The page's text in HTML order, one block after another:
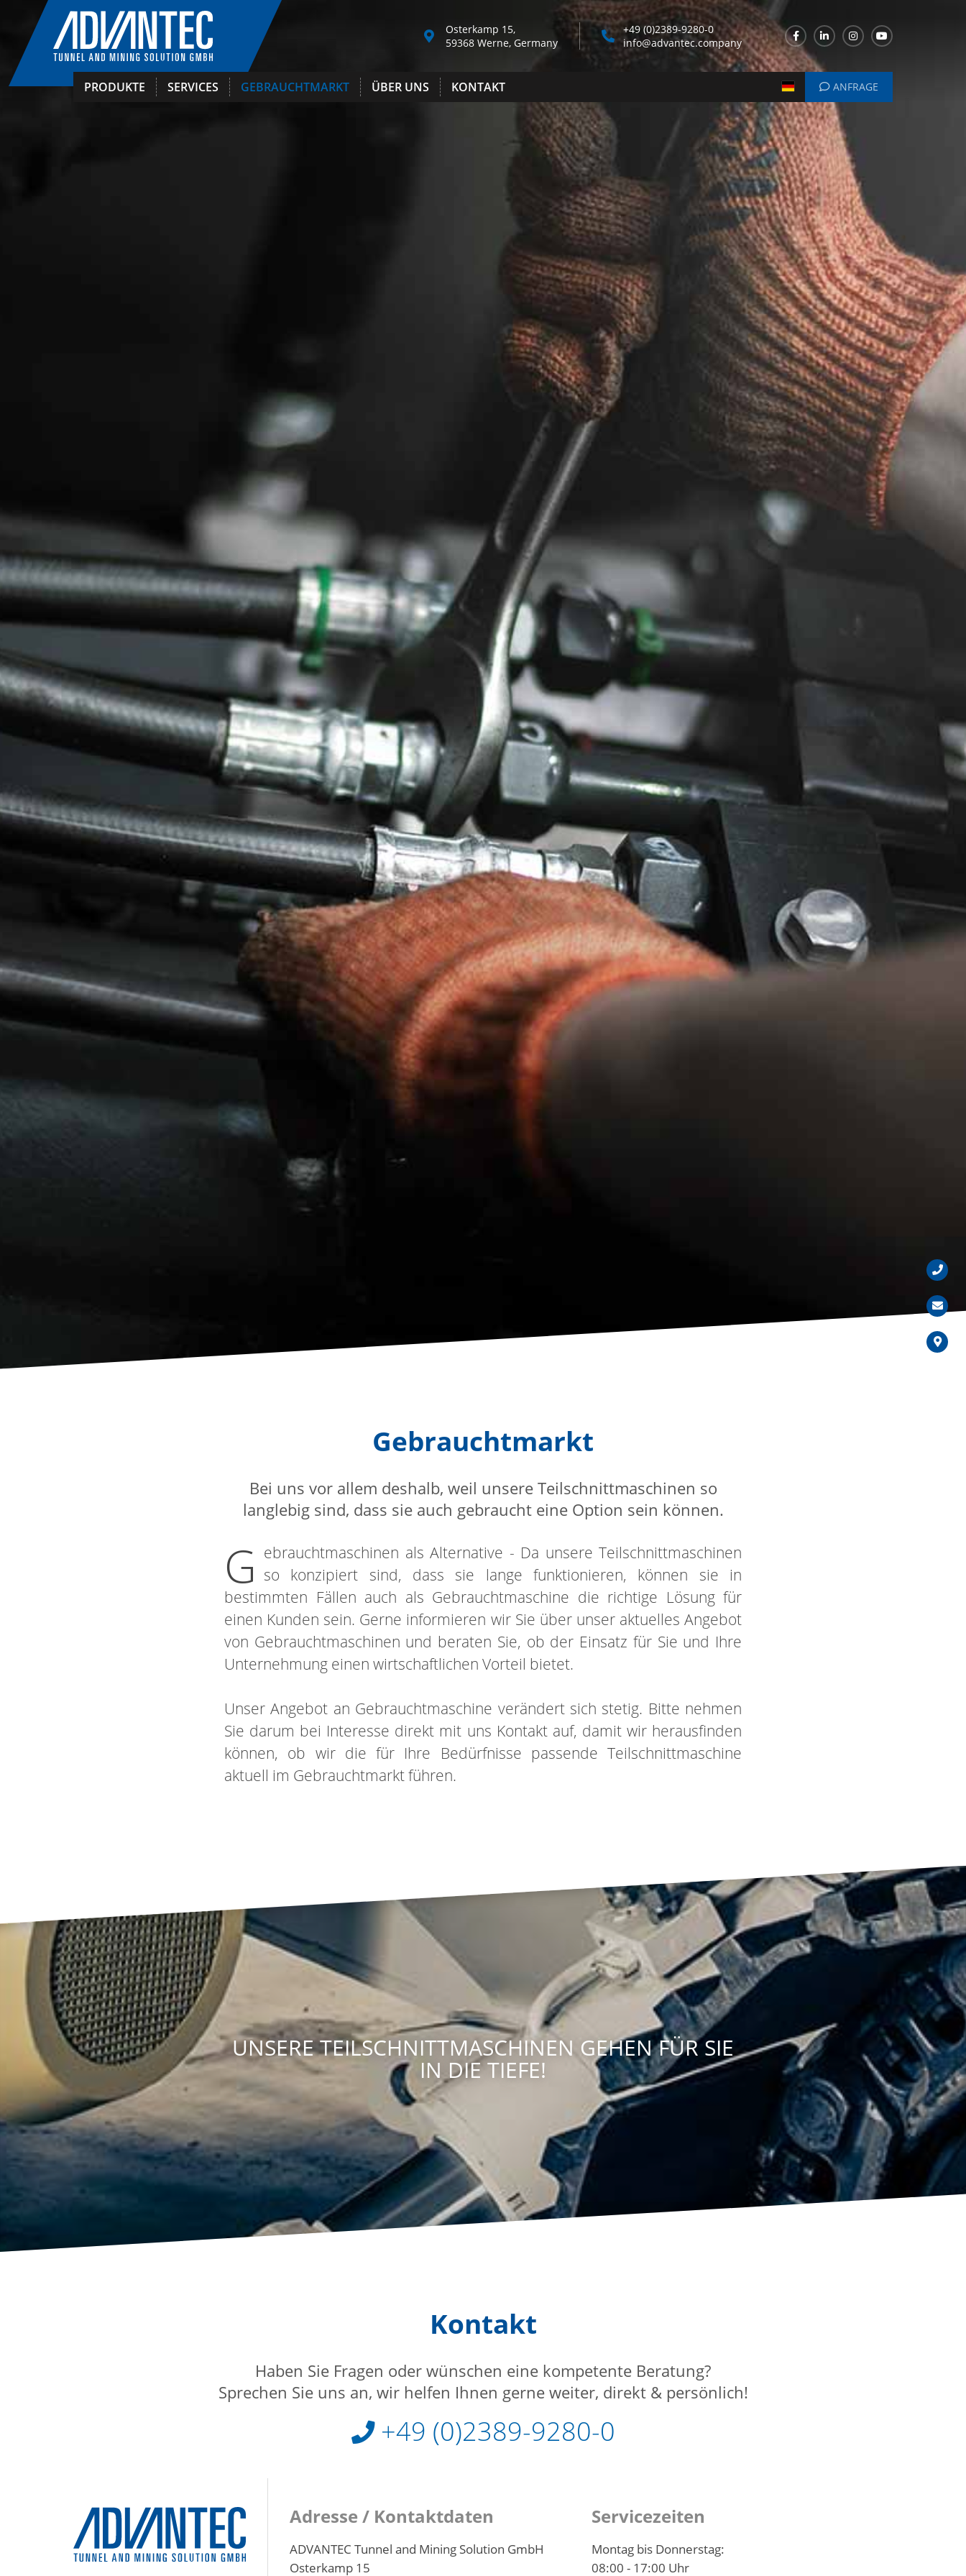
Osterkamp 15,
59368 Werne, Germany
+49 (0)2389-9280-0
info@advantec.company
PRODUKTE SERVICES GEBRAUCHTMARKT ÜBER UNS KONTAKT ANFRAGE
Gebrauchtmarkt
Bei uns vor allem deshalb, weil unsere Teilschnittmaschinen so
langlebig sind, dass sie auch gebraucht eine Option sein können.
G ebrauchtmaschinen als Alternative - Da unsere Teilschnittmaschinen
so konzipiert sind, dass sie lange funktionieren, können sie in
bestimmten Fällen auch als Gebrauchtmaschine die richtige Lösung für
einen Kunden sein. Gerne informieren wir Sie über unser aktuelles Angebot
von Gebrauchtmaschinen und beraten Sie, ob der Einsatz für Sie und Ihre
Unternehmung einen wirtschaftlichen Vorteil bietet.
Unser Angebot an Gebrauchtmaschine verändert sich stetig. Bitte nehmen
Sie darum bei Interesse direkt mit uns Kontakt auf, damit wir herausfinden
können, ob wir die für Ihre Bedürfnisse passende Teilschnittmaschine
aktuell im Gebrauchtmarkt führen.
UNSERE TEILSCHNITTMASCHINEN GEHEN FÜR SIE
IN DIE TIEFE!
Kontakt
Haben Sie Fragen oder wünschen eine kompetente Beratung?
Sprechen Sie uns an, wir helfen Ihnen gerne weiter, direkt & persönlich!
+49 (0)2389-9280-0
Adresse / Kontaktdaten
ADVANTEC Tunnel and Mining Solution GmbH
Osterkamp 15
Servicezeiten
Montag bis Donnerstag:
08:00 - 17:00 Uhr